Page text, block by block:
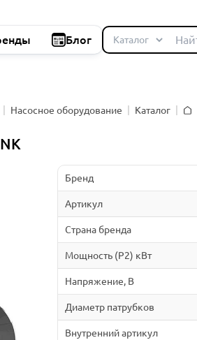
Блог
Насосное оборудование
Каталог
Бренд
Артикул
Страна бренда
Мощность (P2) кВт
Напряжение, В
Диаметр патрубков
Внутренний артикул